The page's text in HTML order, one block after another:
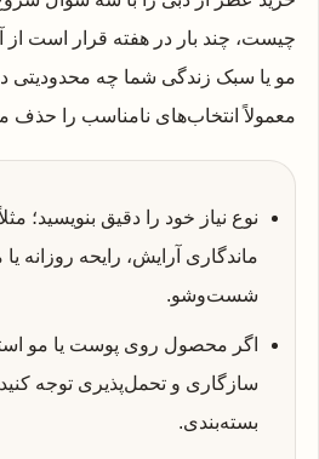
چیست، چند بار در هفته قرار است از
مو یا سبک زندگی شما چه محدودیتی
معمولاً انتخاب‌های نامناسب را حذف
نوع نیاز خود را دقیق بنویسید؛
ماندگاری آرایش، رایحه روزانه یا
شست‌وشو.
اگر محصول روی پوست یا مو
سازگاری و تحمل‌پذیری توجه
بسته‌بندی.